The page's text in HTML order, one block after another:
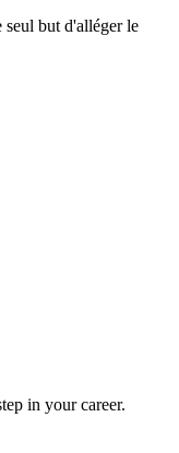
but d'alléger le
in your career.